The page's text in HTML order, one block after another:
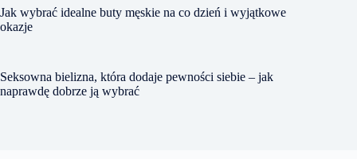
Jak wybrać idealne buty męskie na co dzień i wyjątkowe
okazje
Seksowna bielizna, która dodaje pewności siebie – jak
naprawdę dobrze ją wybrać